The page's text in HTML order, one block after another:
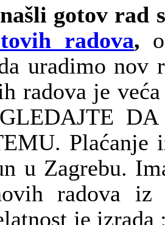
gotov rad
radova,
uradimo nov
radova je
Plaćanje
u Zagrebu.
radova iz
je